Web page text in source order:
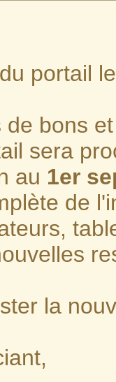
portail
bons
sera
au 1er
de
la